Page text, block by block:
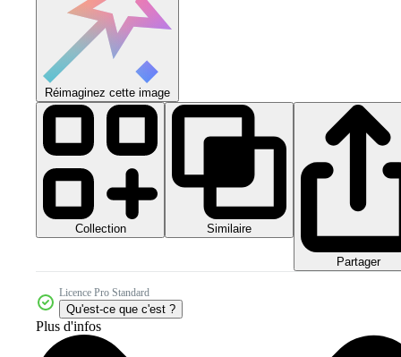
Réimaginez cette image
Collection Similaire
Partager
Licence Pro Standard
Qu'est-ce que c'est ?
Plus d'infos